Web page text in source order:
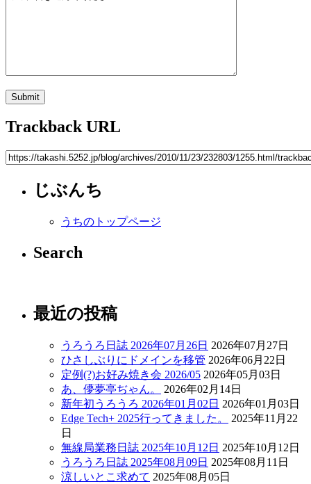
Trackback URL
じぶんち
うちのトップページ
Search
最近の投稿
うろうろ日誌 2026年07月26日 2026年07月27日
ひさしぶりにドメインを移管 2026年06月22日
定例(?)お好み焼き会 2026/05 2026年05月03日
あ、儚夢亭ぢゃん。
2026年02月14日
新年初うろうろ 2026年01月02日 2026年01月03日
Edge Tech+ 2025行ってきました。
2025年11月22
日
無線局業務日誌 2025年10月12日 2025年10月12日
うろうろ日誌 2025年08月09日 2025年08月11日
涼しいとこ求めて 2025年08月05日